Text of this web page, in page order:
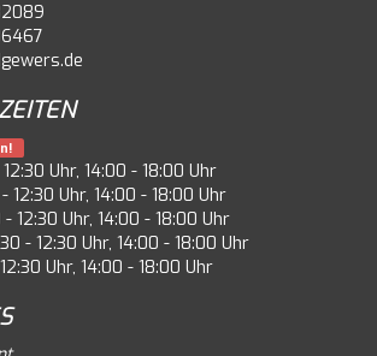
Uhr, 14:00 - 18:00 Uhr
12:30 Uhr, 14:00 - 18:00 Uhr
12:30 Uhr, 14:00 - 18:00 Uhr
- 12:30 Uhr, 14:00 - 18:00 Uhr
Uhr, 14:00 - 18:00 Uhr